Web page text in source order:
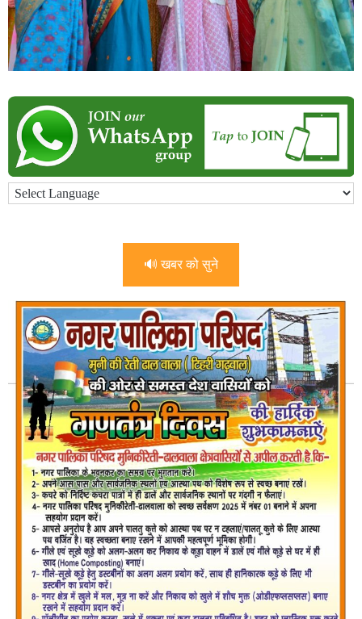
🔊 खबर को सुने